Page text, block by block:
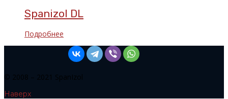
Spanizol DL
Подробнее
© 2008 – 2021 SpanIzol
Наверх